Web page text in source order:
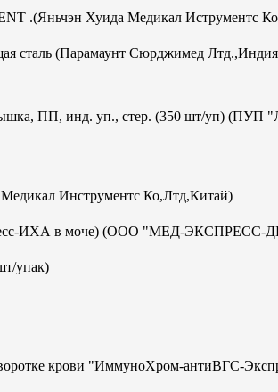
.(Яньчэн Хуида Медикал Иструментс
сталь (Парамаунт Сюрджимед
ПП, инд. уп., стер. (350 шт/уп)
Инструментс Ко,Лтд,Китай)
ИХА в моче) (ООО "МЕД-
упак)
крови "ИммуноХром-антиВГС-